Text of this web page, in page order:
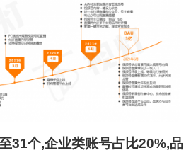
31个,企业类账号占比20%,品